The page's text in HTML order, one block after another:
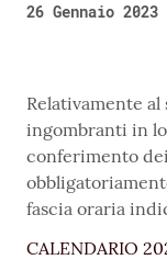
26 Gennaio 2023
Relativamente
ingombranti in
conferimento
fascia oraria
CALENDARIO